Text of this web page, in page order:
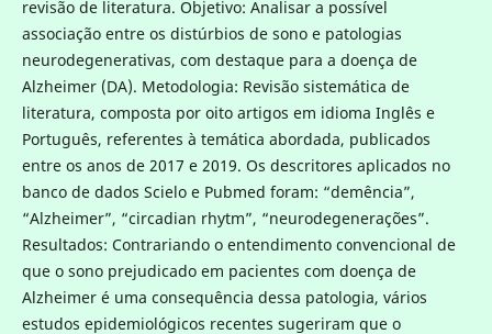
revisão de literatura. Objetivo: Analisar a possível
associação entre os distúrbios de sono e patologias
neurodegenerativas, com destaque para a doença de
Alzheimer (DA). Metodologia: Revisão sistemática de
literatura, composta por oito artigos em idioma Inglês e
Português, referentes à temática abordada, publicados
entre os anos de 2017 e 2019. Os descritores aplicados no
banco de dados Scielo e Pubmed foram: “demência”,
“Alzheimer”, “circadian rhytm”, “neurodegenerações”.
Resultados: Contrariando o entendimento convencional de
que o sono prejudicado em pacientes com doença de
Alzheimer é uma consequência dessa patologia, vários
estudos epidemiológicos recentes sugeriram que o